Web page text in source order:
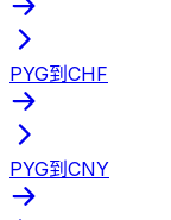
PYG到CHF
PYG到CNY